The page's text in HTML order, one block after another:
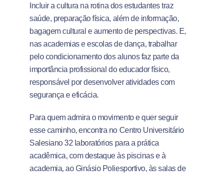
Incluir a cultura na rotina dos estudantes traz
saúde, preparação física, além de informação,
bagagem cultural e aumento de perspectivas. E,
nas academias e escolas de dança, trabalhar
pelo condicionamento dos alunos faz parte da
importância profissional do educador físico,
responsável por desenvolver atividades com
segurança e eficácia.
Para quem admira o movimento e quer seguir
esse caminho, encontra no Centro Universitário
Salesiano 32 laboratórios para a prática
acadêmica, com destaque às piscinas e à
academia, ao Ginásio Poliesportivo, às salas de